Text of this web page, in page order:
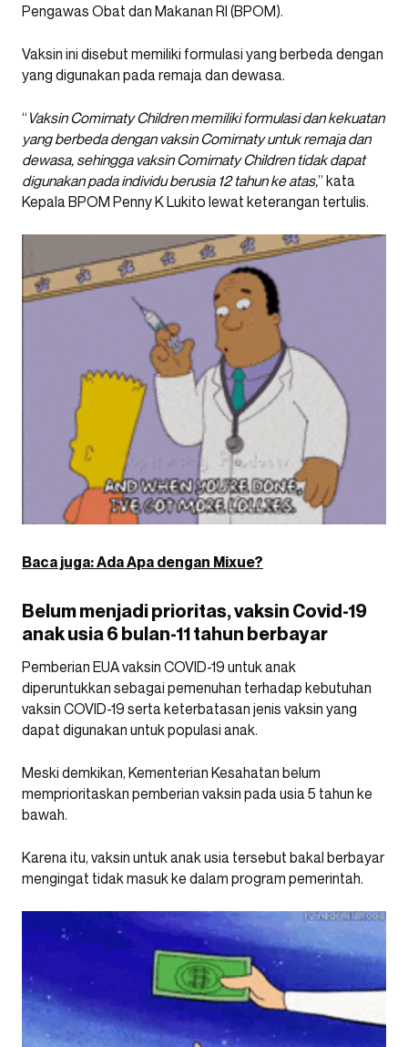
Pengawas Obat dan Makanan RI (BPOM).
Vaksin ini disebut memiliki formulasi yang berbeda dengan
yang digunakan pada remaja dan dewasa.
“ Vaksin Comirnaty Children memiliki formulasi dan kekuatan
yang berbeda dengan vaksin Comirnaty untuk remaja dan
dewasa, sehingga vaksin Comirnaty Children tidak dapat
digunakan pada individu berusia 12 tahun ke atas,” kata
Kepala BPOM Penny K Lukito lewat keterangan tertulis.
Baca juga: Ada Apa dengan Mixue?
Belum menjadi prioritas, vaksin Covid-19
anak usia 6 bulan-11 tahun berbayar
Pemberian EUA vaksin COVID-19 untuk anak
diperuntukkan sebagai pemenuhan terhadap kebutuhan
vaksin COVID-19 serta keterbatasan jenis vaksin yang
dapat digunakan untuk populasi anak.
Meski demkikan, Kementerian Kesahatan belum
memprioritaskan pemberian vaksin pada usia 5 tahun ke
bawah.
Karena itu, vaksin untuk anak usia tersebut bakal berbayar
mengingat tidak masuk ke dalam program pemerintah.